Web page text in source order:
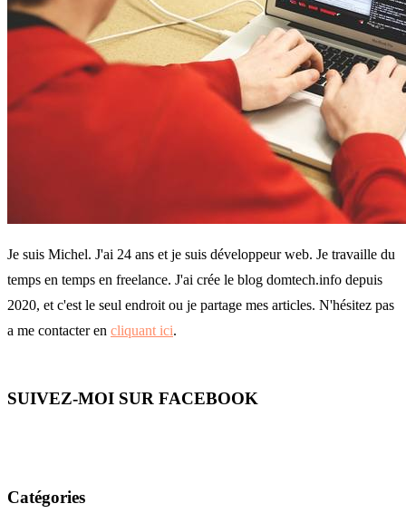
Je suis Michel. J'ai 24 ans et je suis développeur web. Je travaille du
temps en temps en freelance. J'ai crée le blog domtech.info depuis
2020, et c'est le seul endroit ou je partage mes articles. N'hésitez pas
a me contacter en cliquant ici.
SUIVEZ-MOI SUR FACEBOOK
Catégories